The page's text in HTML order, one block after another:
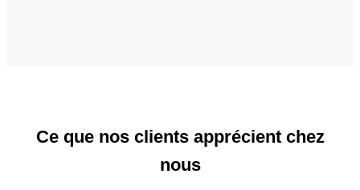
Ce que nos clients apprécient chez
nous